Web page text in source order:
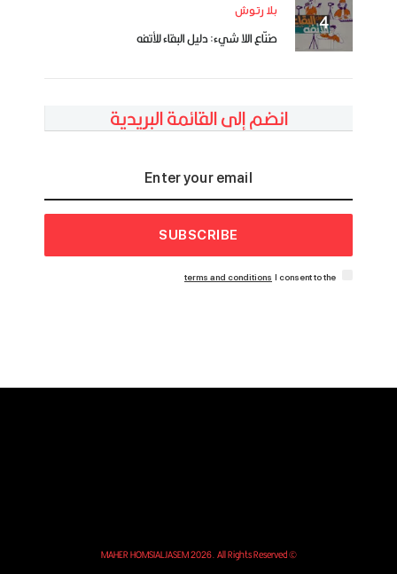
بلا رتوش
صُنّاع اللا شيء: دليل البقاء للأتفه
انضم إلى القائمة البريدية
SUBSCRIBE
I consent to the
terms and conditions
© MAHER HOMSIALJASEM 2026. All Rights Reserved